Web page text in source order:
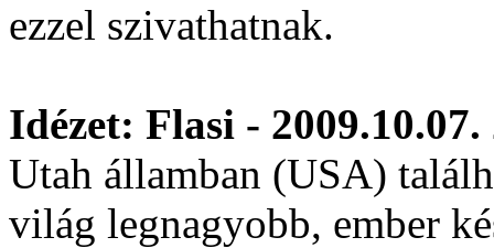
ezzel szivathatnak.
Idézet: Flasi -
Utah államban (USA)
világ legnagyobb, ember